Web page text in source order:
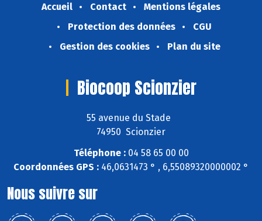
Accueil Contact
Mentions légales
Protection des données
CGU
Gestion des cookies
Plan du site
Biocoop Scionzier
55 avenue du Stade
74950 Scionzier
Téléphone :04 58 65 00 00
Coordonnées GPS : 46,0631473 ° , 6,55089320000002 °
Nous suivre sur